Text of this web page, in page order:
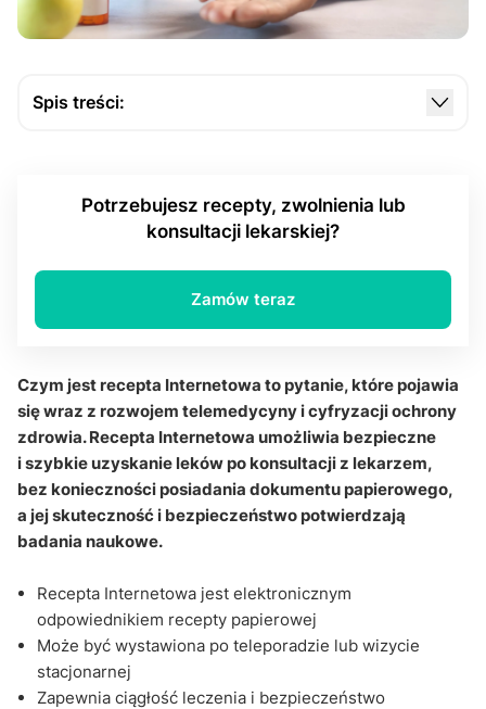
Spis treści:
Jaką rolę odgrywa lekarz w wystawianiu e-
Czym jest system e-zdrowie i dlaczego ma
Jak wygląda realizacja e-recepty w aptece?
Czy e-recepta dotyczy wszystkich leków?
Jak e-recepta wpływa na ciągłość leczenia?
Czy recepta Internetowa jest bezpieczna?
Sekcja pytań i odpowiedzi
Potrzebujesz recepty, zwolnienia lub
konsultacji lekarskiej?
Zamów teraz
Czym jest recepta Internetowa to pytanie, które pojawia
się wraz z rozwojem telemedycyny i cyfryzacji ochrony
zdrowia. Recepta Internetowa umożliwia bezpieczne
i szybkie uzyskanie leków po konsultacji z lekarzem,
bez konieczności posiadania dokumentu papierowego,
a jej skuteczność i bezpieczeństwo potwierdzają
badania naukowe.
Recepta Internetowa jest elektronicznym
odpowiednikiem recepty papierowej
Może być wystawiona po teleporadzie lub wizycie
stacjonarnej
Zapewnia ciągłość leczenia i bezpieczeństwo